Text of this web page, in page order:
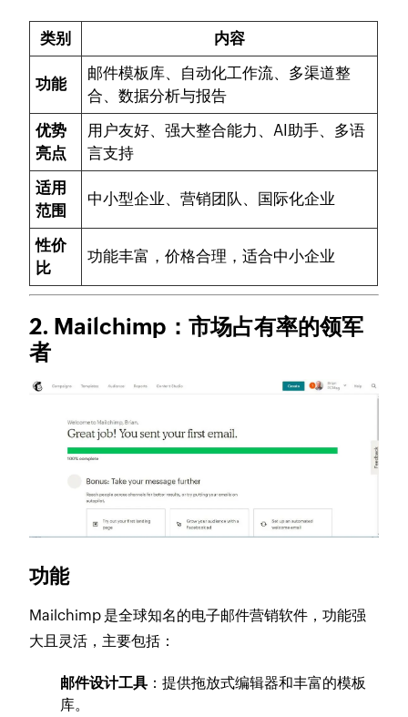
类别 内容
功能
邮件模板库、自动化工作流、多渠道整
合、数据分析与报告
优势
亮点
用户友好、强大整合能力、AI助手、多语
言支持
适用
范围
中小型企业、营销团队、国际化企业
性价
比
功能丰富，价格合理，适合中小企业
2. Mailchimp：市场占有率的领军
者
功能
Mailchimp 是全球知名的电子邮件营销软件，功能强
大且灵活，主要包括：
邮件设计工具 ：提供拖放式编辑器和丰富的模板
库。